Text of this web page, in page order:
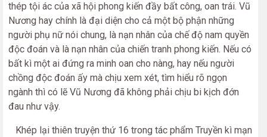
thép tội ác của xã hội phong kiến đầy bất công, oan trái. Vũ
Nương hay chính là đại diện cho cả một bộ phận những
người phụ nữ nói chung, là nạn nhân của chế độ nam quyền
độc đoán và là nạn nhân của chiến tranh phong kiến. Nếu có
bất kì một ai đứng ra minh oan cho nàng, hay nếu người
chồng độc đoán ấy mà chịu xem xét, tìm hiểu rõ ngọn
ngành thì có lẽ Vũ Nương đã không phải chịu bi kịch đớn
đau như vậy.
Khép lại thiên truyện thứ 16 trong tác phẩm Truyền kì mạn